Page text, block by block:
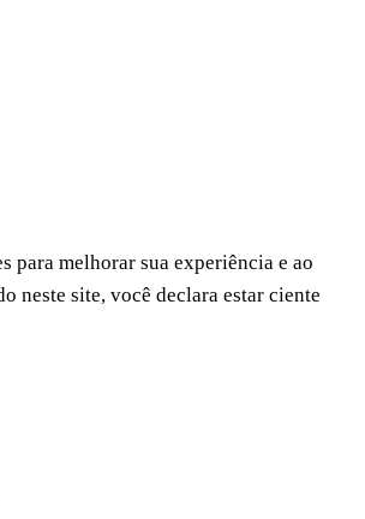
para melhorar sua experiência e ao
neste site, você declara estar ciente